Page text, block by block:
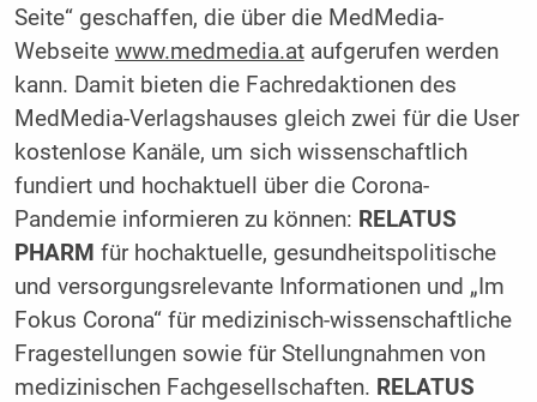
Seite“ geschaffen, die über die MedMedia-
Webseite www.medmedia.ataufgerufen werden
kann. Damit bieten die Fachredaktionen des
MedMedia-Verlagshauses gleich zwei für die User
kostenlose Kanäle, um sich wissenschaftlich
fundiert und hochaktuell über die Corona-
Pandemie informieren zu können: RELATUS
PHARM für hochaktuelle, gesundheitspolitische
und versorgungsrelevante Informationen und „Im
Fokus Corona“ für medizinisch-wissenschaftliche
Fragestellungen sowie für Stellungnahmen von
medizinischen Fachgesellschaften. RELATUS